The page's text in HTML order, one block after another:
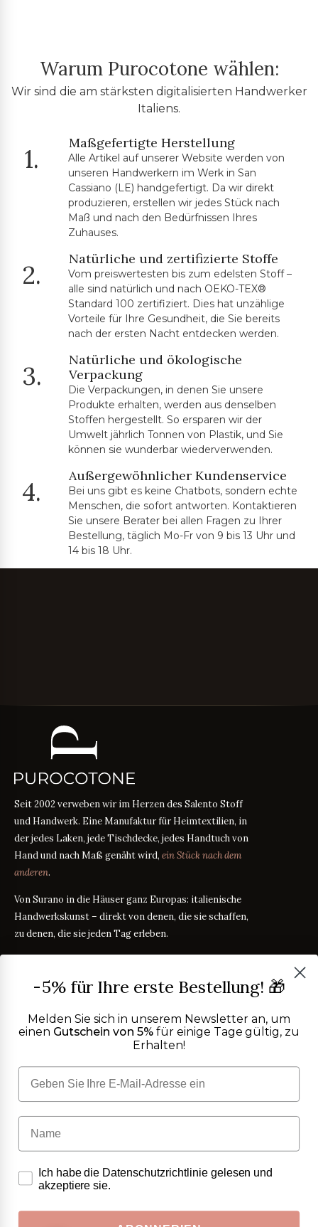
Warum Purocotone wählen:
Wir sind die am stärksten digitalisierten Handwerker
Italiens.
1.
Maßgefertigte Herstellung
Alle Artikel auf unserer Website werden von
unseren Handwerkern im Werk in San
Cassiano (LE) handgefertigt. Da wir direkt
produzieren, erstellen wir jedes Stück nach
Maß und nach den Bedürfnissen Ihres
Zuhauses.
2.
Natürliche und zertifizierte Stoffe
Vom preiswertesten bis zum edelsten Stoff –
alle sind natürlich und nach OEKO-TEX®
Standard 100 zertifiziert. Dies hat unzählige
Vorteile für Ihre Gesundheit, die Sie bereits
nach der ersten Nacht entdecken werden.
3.
Natürliche und ökologische
Verpackung
Die Verpackungen, in denen Sie unsere
Produkte erhalten, werden aus denselben
Stoffen hergestellt. So ersparen wir der
Umwelt jährlich Tonnen von Plastik, und Sie
können sie wunderbar wiederverwenden.
4.
Außergewöhnlicher Kundenservice
Bei uns gibt es keine Chatbots, sondern echte
Menschen, die sofort antworten. Kontaktieren
Sie unsere Berater bei allen Fragen zu Ihrer
Bestellung, täglich Mo-Fr von 9 bis 13 Uhr und
14 bis 18 Uhr.
Seit 2002 verweben wir im Herzen des Salento Stoff
und Handwerk. Eine Manufaktur für Heimtextilien, in
der jedes Laken, jede Tischdecke, jedes Handtuch von
Hand und nach Maß genäht wird, ein Stück nach dem
anderen.
Von Surano in die Häuser ganz Europas: italienische
Handwerkskunst – direkt von denen, die sie schaffen,
zu denen, die sie jeden Tag erleben.
PRODUKTE
Tischwäsche
Badtextilien
Maßanleitung RATGEBER
RATGEBER
TC300 vs Ägyptische Baumwolle RATGEBER
Wer wir sind
OEKO-TEX-Zertifizierung
Kontakt
FAQ
Versandkosten
FB
Copyright ©2026Purocotone.it s.r.l.s. · S.S. 275 km. 12,500 · 73030
Surano (LE) · C.F. / P.IVA
Datenschutzerklärung
Widerrufsbelehrung
-5% für Ihre erste Bestellung! 🎁
Melden Sie sich in unserem Newsletter an, um
einen Gutschein von 5% für einige Tage gültig, zu
Erhalten!
Ich habe die Datenschutzrichtlinie gelesen und
akzeptiere sie.